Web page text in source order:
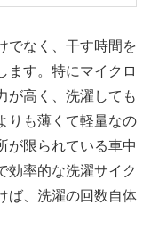
でなく、干す時間を
ます。特にマイクロ
が高く、洗濯しても
りも薄くて軽量なの
が限られている車中
効率的な洗濯サイク
ば、洗濯の回数自体